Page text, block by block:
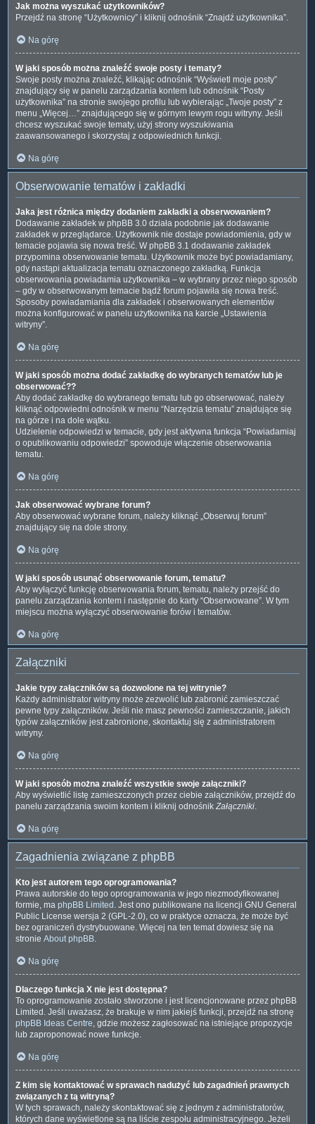
Jak można wyszukać użytkowników?
Przejdź na stronę “Użytkownicy” i kliknij odnośnik “Znajdź użytkownika”.
Na górę
W jaki sposób można znaleźć swoje posty i tematy?
Swoje posty można znaleźć, klikając odnośnik “Wyświetl moje posty”
znajdujący się w panelu zarządzania kontem lub odnośnik “Posty
użytkownika” na stronie swojego profilu lub wybierając „Twoje posty” z
menu „Więcej…” znajdującego się w górnym lewym rogu witryny. Jeśli
chcesz wyszukać swoje tematy, użyj strony wyszukiwania
zaawansowanego i skorzystaj z odpowiednich funkcji.
Na górę
Obserwowanie tematów i zakładki
Jaka jest różnica między dodaniem zakładki a obserwowaniem?
Dodawanie zakładek w phpBB 3.0 działa podobnie jak dodawanie
zakładek w przeglądarce. Użytkownik nie dostaje powiadomienia, gdy w
temacie pojawia się nowa treść. W phpBB 3.1 dodawanie zakładek
przypomina obserwowanie tematu. Użytkownik może być powiadamiany,
gdy nastąpi aktualizacja tematu oznaczonego zakładką. Funkcja
obserwowania powiadamia użytkownika – w wybrany przez niego sposób
– gdy w obserwowanym temacie bądź forum pojawiła się nowa treść.
Sposoby powiadamiania dla zakładek i obserwowanych elementów
można konfigurować w panelu użytkownika na karcie „Ustawienia
witryny”.
Na górę
W jaki sposób można dodać zakładkę do wybranych tematów lub je
obserwować??
Aby dodać zakładkę do wybranego tematu lub go obserwować, należy
kliknąć odpowiedni odnośnik w menu “Narzędzia tematu” znajdujące się
na górze i na dole wątku.
Udzielenie odpowiedzi w temacie, gdy jest aktywna funkcja “Powiadamiaj
o opublikowaniu odpowiedzi” spowoduje włączenie obserwowania
tematu.
Na górę
Jak obserwować wybrane forum?
Aby obserwować wybrane forum, należy kliknąć „Obserwuj forum”
znajdujący się na dole strony.
Na górę
W jaki sposób usunąć obserwowanie forum, tematu?
Aby wyłączyć funkcję obserwowania forum, tematu, należy przejść do
panelu zarządzania kontem i następnie do karty “Obserwowane”. W tym
miejscu można wyłączyć obserwowanie forów i tematów.
Na górę
Załączniki
Jakie typy załączników są dozwolone na tej witrynie?
Każdy administrator witryny może zezwolić lub zabronić zamieszczać
pewne typy załączników. Jeśli nie masz pewności zamieszczanie, jakich
typów załączników jest zabronione, skontaktuj się z administratorem
witryny.
Na górę
W jaki sposób można znaleźć wszystkie swoje załączniki?
Aby wyświetlić listę zamieszczonych przez ciebie załączników, przejdź do
panelu zarządzania swoim kontem i kliknij odnośnik Załączniki.
Na górę
Zagadnienia związane z phpBB
Kto jest autorem tego oprogramowania?
Prawa autorskie do tego oprogramowania w jego niezmodyfikowanej
formie, ma phpBB Limited. Jest ono publikowane na licencji GNU General
Public License wersja 2 (GPL-2.0), co w praktyce oznacza, że może być
bez ograniczeń dystrybuowane. Więcej na ten temat dowiesz się na
stronie About phpBB.
Na górę
Dlaczego funkcja X nie jest dostępna?
To oprogramowanie zostało stworzone i jest licencjonowane przez phpBB
Limited. Jeśli uważasz, że brakuje w nim jakiejś funkcji, przejdź na stronę
phpBB Ideas Centre, gdzie możesz zagłosować na istniejące propozycje
lub zaproponować nowe funkcje.
Na górę
Z kim się kontaktować w sprawach nadużyć lub zagadnień prawnych
związanych z tą witryną?
W tych sprawach, należy skontaktować się z jednym z administratorów,
których dane wyświetlone są na liście zespołu administracyjnego. Jeżeli